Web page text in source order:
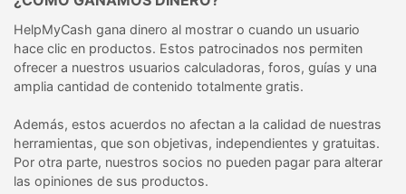
HelpMyCash gana dinero al mostrar o cuando un usuario
hace clic en productos. Estos patrocinados nos permiten
ofrecer a nuestros usuarios calculadoras, foros, guías y una
amplia cantidad de contenido totalmente gratis.
Además, estos acuerdos no afectan a la calidad de nuestras
herramientas, que son objetivas, independientes y gratuitas.
Por otra parte, nuestros socios no pueden pagar para alterar
las opiniones de sus productos.